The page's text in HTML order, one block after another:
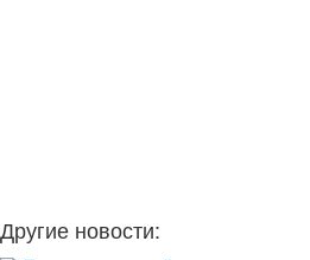
Другие новости: